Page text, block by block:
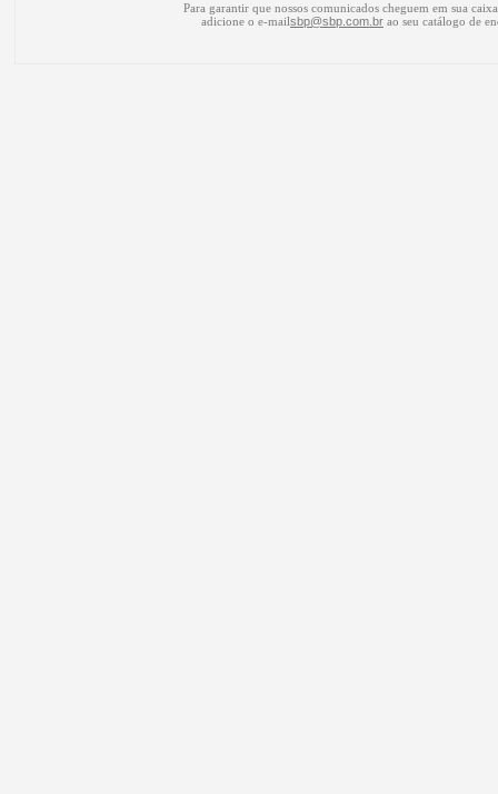
Para garantir que nossos comunicados cheguem em sua
adicione o e-mailsbp@sbp.com.br ao seu catálogo de